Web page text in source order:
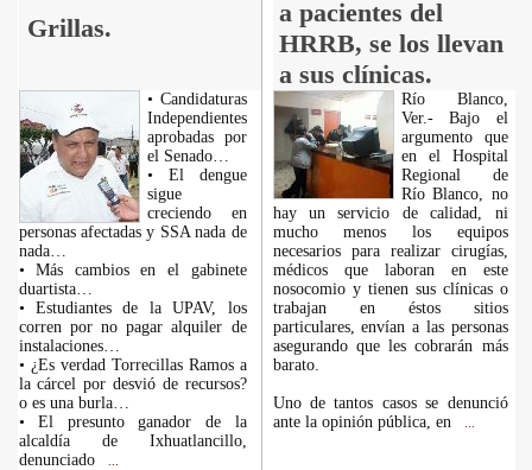
Grillas.
a pacientes del
HRRB, se los llevan
a sus clínicas.
• Candidaturas
Independientes
aprobadas por
el Senado…
• El dengue
sigue
creciendo en
personas afectadas y SSA nada de
nada…
• Más cambios en el gabinete
duartista…
• Estudiantes de la UPAV, los
corren por no pagar alquiler de
instalaciones…
• ¿Es verdad Torrecillas Ramos a
la cárcel por desvió de recursos?
o es una burla…
• El presunto ganador de la
alcaldía de Ixhuatlancillo,
denunciado
Río Blanco,
Ver.- Bajo el
argumento que
en el Hospital
Regional de
Río Blanco, no
hay un servicio de calidad, ni
mucho menos los equipos
necesarios para realizar cirugías,
médicos que laboran en este
nosocomio y tienen sus clínicas o
trabajan en éstos sitios
particulares, envían a las personas
asegurando que les cobrarán más
barato.
Uno de tantos casos se denunció
ante la opinión pública, en